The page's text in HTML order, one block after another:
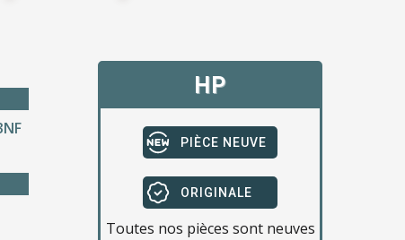
HP
PIÈCE NEUVE
ORIGINALE
Toutes nos pièces sont neuves